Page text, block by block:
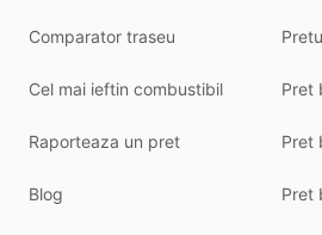
Comparator traseu
Cel mai ieftin combustibil
Raporteaza un pret
Blog
Pret
Pret
Pret